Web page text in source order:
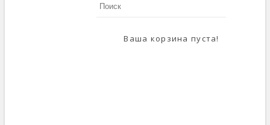
Ваша корзина пуста!